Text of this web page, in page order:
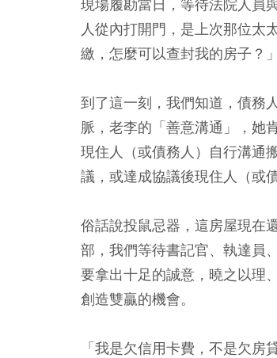
現場履勘當日，等待法院人員
人從內打開門，是上次那位太
繳，怎麼可以查封我的房子？
到了這一刻，我們知道，債務
脈，老李的「善意溝通」，她
現住人（或債務人）自行溝通
議，或達成協議後現住人（或
俗話說投鼠忌器，這房屋現在
部，我們等待書記官、執達員
要拿出十足的誠意，曉之以理
創造雙贏的機會。
「我是欠信用卡費，不是欠